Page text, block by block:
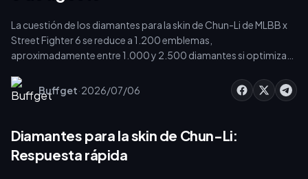
La cuestión de los diamantes para la skin de Chun-Li de MLBB x
Street Fighter 6 se reduce a 1.200 emblemas,
aproximadamente entre 1.000 y 2.500 diamantes si optimizas
Premium. El evento estará disponible del 3 de julio al 16 de
agosto de 2026, pero la fecha límite del 3 de agosto para las
antelación.
Buffget·2026/07/06
Diamantes para la skin de Chun-Li:
Respuesta rápida